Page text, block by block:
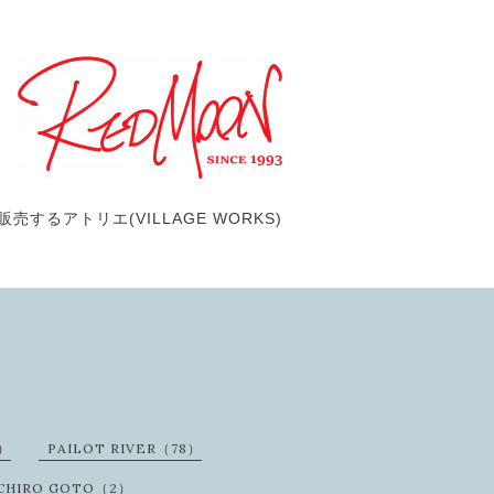
売するアトリエ(VILLAGE WORKS)
PAILOT RIVER（78）
GOTO（2）